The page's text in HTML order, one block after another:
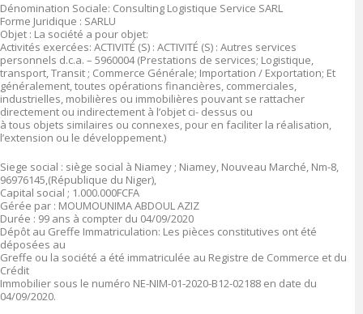
Dénomination Sociale: Consulting Logistique Service SARL
Forme Juridique : SARLU
Objet : La société a pour objet:
Activités exercées: ACTIVITÉ (S) : ACTIVITÉ (S) : Autres services
personnels d.c.a. – 5960004 (Prestations de services; Logistique,
transport, Transit ; Commerce Générale; Importation / Exportation; Et
généralement, toutes opérations financières, commerciales,
industrielles, mobilières ou immobilières pouvant se rattacher
directement ou indirectement à l’objet ci- dessus ou
à tous objets similaires ou connexes, pour en faciliter la réalisation,
l’extension ou le développement.)
Siege social : siège social à Niamey ; Niamey, Nouveau Marché, Nm-8,
96976145,(République du Niger),
Capital social ; 1.000.000FCFA
Gérée par : MOUMOUNIMA ABDOUL AZIZ
Durée : 99 ans à compter du 04/09/2020
Dépôt au Greffe Immatriculation: Les pièces constitutives ont été
déposées au
Greffe ou la société a été immatriculée au Registre de Commerce et du
Crédit
Immobilier sous le numéro NE-NIM-01-2020-B12-02188 en date du
04/09/2020.